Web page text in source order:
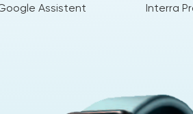
Assistent Interra